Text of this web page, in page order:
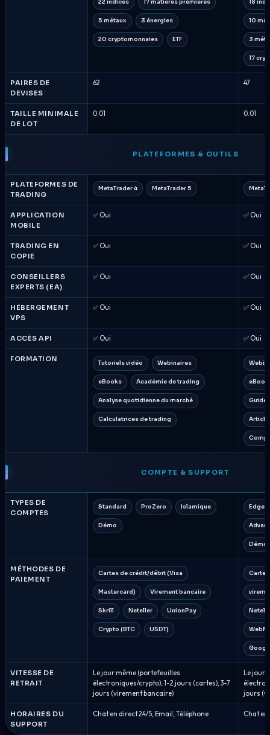
22 indices 17 matières premières
5 métaux 3 énergies
20 cryptomonnaies ETF
18
10
3
17
PAIRES DE
DEVISES
62 47
TAILLE MINIMALE
DE LOT
0.01 0.01
PLATEFORMES & OUTILS
PLATEFORMES DE
TRADING
MetaTrader 4 MetaTrader 5
APPLICATION
MOBILE
✅ Oui ✅ Oui
TRADING EN
COPIE
✅ Oui ✅ Oui
CONSEILLERS
EXPERTS (EA)
✅ Oui ✅ Oui
HÉBERGEMENT
VPS
✅ Oui ✅ Oui
ACCÈS API ✅ Oui ✅ Oui
FORMATION Tutoriels vidéo Webinaires
eBooks Académie de trading
Analyse quotidienne du marché
Calculatrices de trading
COMPTE & SUPPORT
TYPES DE
COMPTES
Standard ProZero Islamique
Démo
Edge
Démo
MÉTHODES DE
PAIEMENT
Cartes de crédit/débit (Visa
Mastercard) Virement bancaire
Skrill Neteller UnionPay
Crypto (BTC USDT)
VITESSE DE
RETRAIT
Le jour même (portefeuilles
électroniques/crypto), 1-2 jours (cartes), 3-7
jours (virement bancaire)
Le jour
jours
HORAIRES DU
SUPPORT
Chat en direct 24/5, Email, Téléphone Chat